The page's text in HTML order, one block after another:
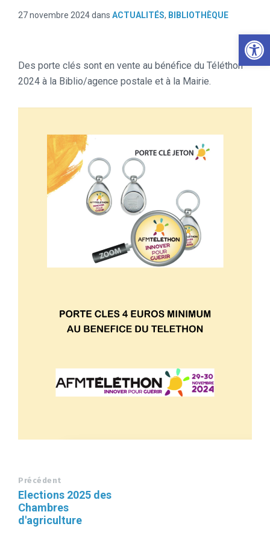
27 novembre 2024dans ACTUALITÉS, BIBLIOTHÈQUE
Des porte clés sont en vente au bénéfice du Téléthon
2024 à la Biblio/agence postale et à la Mairie.
Précédent
Elections 2025 des
Chambres
d'agriculture